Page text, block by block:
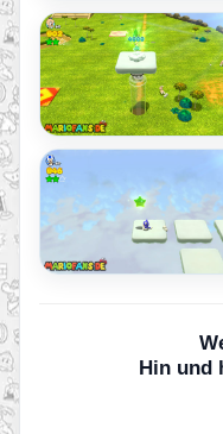
Hin und